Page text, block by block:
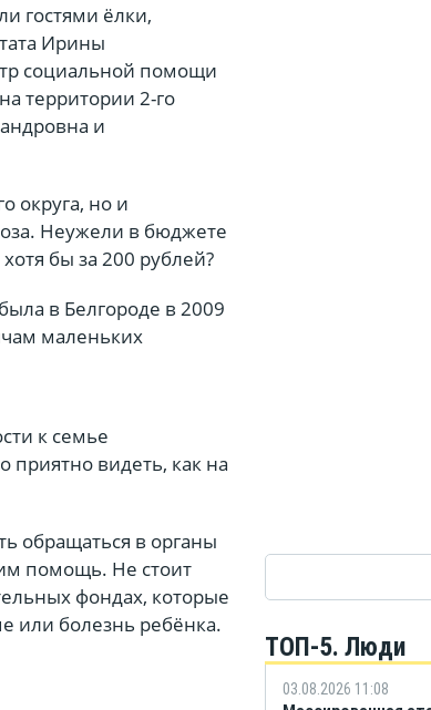
гостями ёлки,
Ирины
социальной помощи
территории 2-го
и
округа, но и
Неужели в бюджете
бы за 200 рублей?
в Белгороде в 2009
маленьких
к семье
приятно видеть, как на
обращаться в органы
помощь. Не стоит
фондах, которые
или болезнь ребёнка.
ТОП-5. Люди
03.08.2026 11:08